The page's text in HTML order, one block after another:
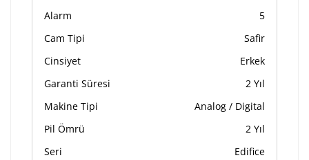
Alarm
5
Cam Tipi
Safir
Cinsiyet
Erkek
Garanti Süresi
2 Yıl
Makine Tipi
Analog / Digital
Pil Ömrü
2 Yıl
Seri
Edifice